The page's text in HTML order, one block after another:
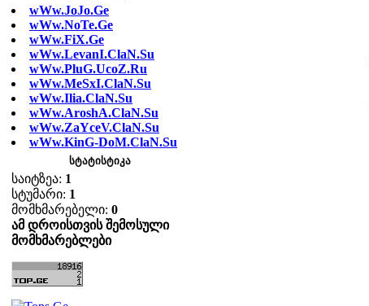
wWw.JoJo.Ge
wWw.NoTe.Ge
wWw.FiX.Ge
wWw.LevanI.ClaN.Su
wWw.PluG.UcoZ.Ru
wWw.MeSxI.ClaN.Su
wWw.Ilia.ClaN.Su
wWw.AroshA.ClaN.Su
wWw.ZaYceV.ClaN.Su
wWw.KinG-DoM.ClaN.Su
სტატისტიკა
საიტზეა: 1
სტუმარი: 1
მომხმარებელი: 0
ამ დროისთვის შემოსული
მომხმარებლები